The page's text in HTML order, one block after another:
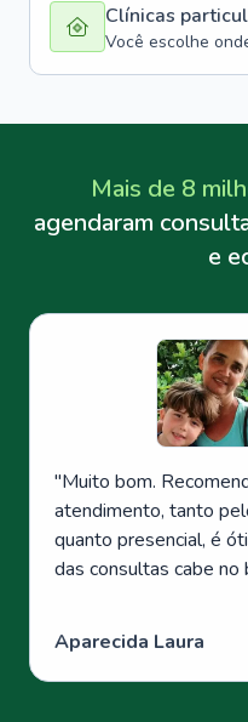
Clínicas
Você escolhe
Mais de 8
agendaram
e
"Muito bom.
atendimento, tanto
quanto presencial, é
das consultas cabe no
Aparecida Laura